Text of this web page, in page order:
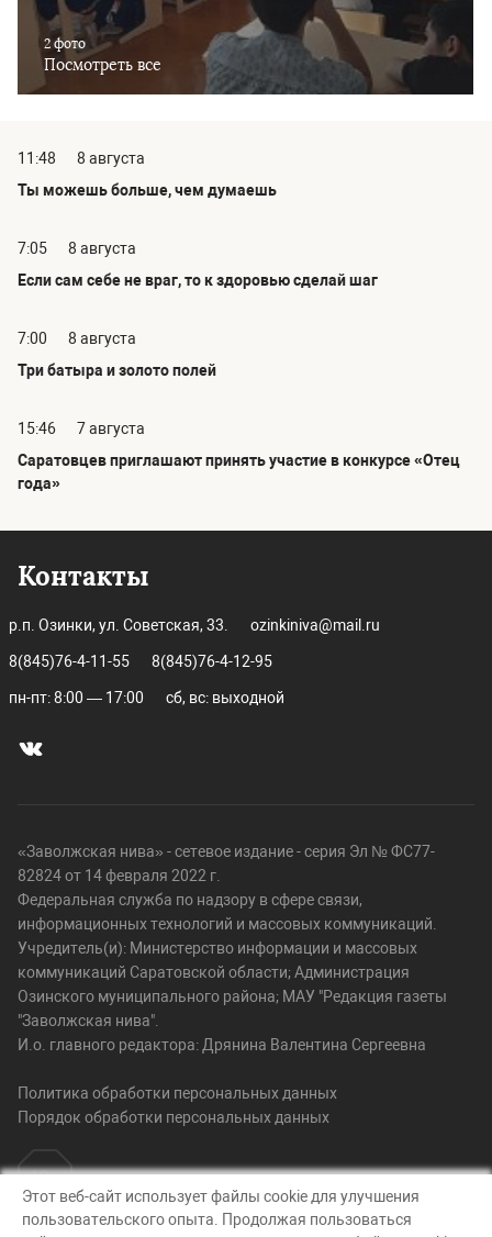
2 фото
Посмотреть все
11:48
8 августа
Ты можешь больше, чем думаешь
7:05
8 августа
Если сам себе не враг, то к здоровью сделай шаг
7:00
8 августа
Три батыра и золото полей
15:46
7 августа
Саратовцев приглашают принять участие в конкурсе «Отец
года»
Контакты
р.п. Озинки, ул. Советская, 33. ozinkiniva@mail.ru
8(845)76-4-11-55 8(845)76-4-12-95
пн-пт: 8:00 — 17:00 сб, вс: выходной
«Заволжская нива» - сетевое издание - серия Эл № ФС77-
82824 от 14 февраля 2022 г.
Федеральная служба по надзору в сфере связи,
информационных технологий и массовых коммуникаций.
Учредитель(и): Министерство информации и массовых
коммуникаций Саратовской области; Администрация
Озинского муниципального района; МАУ "Редакция газеты
"Заволжская нива".
И.о. главного редактора: Дрянина Валентина Сергеевна
Политика обработки персональных данных
Порядок обработки персональных данных
© Заволжская нива, 2026
Этот веб-сайт использует файлы cookie для улучшения
пользовательского опыта. Продолжая пользоваться